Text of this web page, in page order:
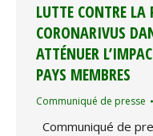
LUTTE CONTRE
CORONARIVUS
ATTÉNUER
PAYS MEMBRES
Communiqué de presse
Communiqué de